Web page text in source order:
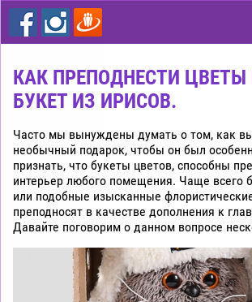
цветы
дешево
Рига
КАК ПРЕПОДНЕСТИ ЦВЕТЫ
БУКЕТ ИЗ ИРИСОВ.
Часто мы вынуждены думать о том, как
необычный подарок, чтобы он был
признать, что букеты цветов, способны
интерьер любого помещения. Чаще всего
или подобные изысканные
преподносят в качестве дополнения к
Давайте поговорим о данном вопросе